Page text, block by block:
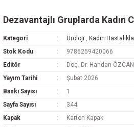
Dezavantajlı Gruplarda Kadın
Kategori Üroloji , Kadın
Stok Kodu
9786259420066
Editör
Doç. Dr. Handan ÖZCAN
Yayım Tarihi
Şubat 2026
Baskı Sayısı
1
Sayfa Sayısı
344
Kapak
Karton Kapak